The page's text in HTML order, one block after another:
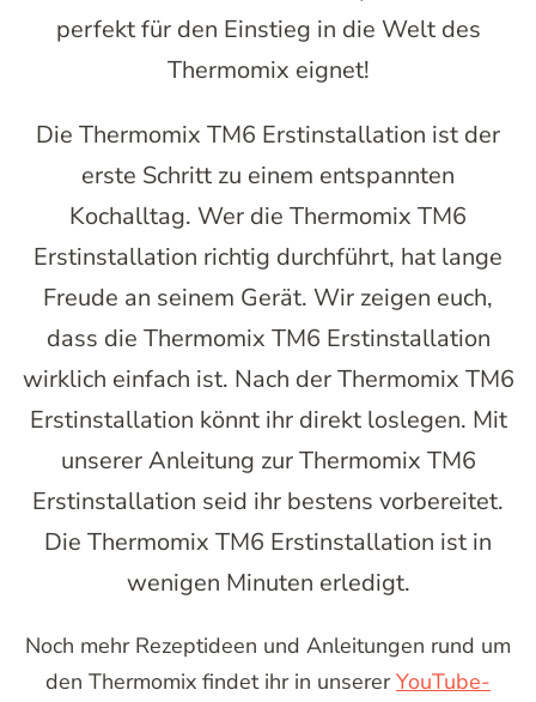
perfekt für den Einstieg in die Welt des
Thermomix eignet!
Die Thermomix TM6 Erstinstallation ist der
erste Schritt zu einem entspannten
Kochalltag. Wer die Thermomix TM6
Erstinstallation richtig durchführt, hat lange
Freude an seinem Gerät. Wir zeigen euch,
dass die Thermomix TM6 Erstinstallation
wirklich einfach ist. Nach der Thermomix TM6
Erstinstallation könnt ihr direkt loslegen. Mit
unserer Anleitung zur Thermomix TM6
Erstinstallation seid ihr bestens vorbereitet.
Die Thermomix TM6 Erstinstallation ist in
wenigen Minuten erledigt.
Noch mehr Rezeptideen und Anleitungen rund um
den Thermomix findet ihr in unsererYouTube-